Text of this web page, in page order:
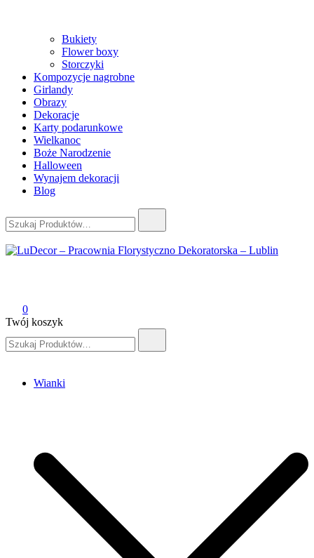
Bukiety
Flower boxy
Storczyki
Kompozycje nagrobne
Girlandy
Obrazy
Dekoracje
Karty podarunkowe
Wielkanoc
Boże Narodzenie
Halloween
Wynajem dekoracji
Blog
0
Twój koszyk
Wianki